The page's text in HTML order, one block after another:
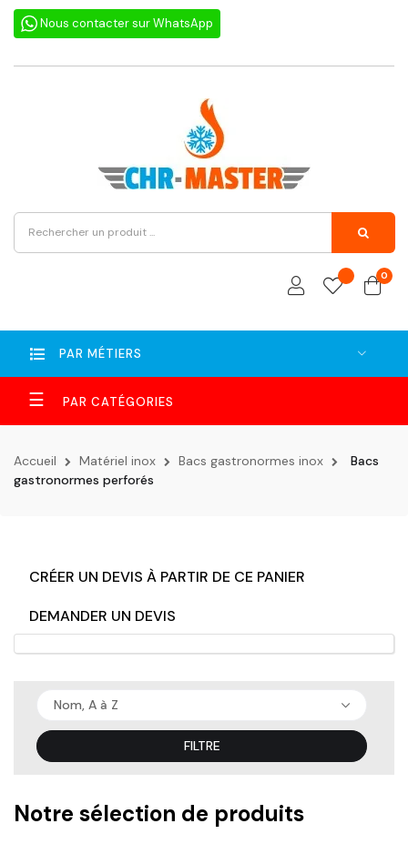
Nous contacter sur WhatsApp
0
PAR MÉTIERS
Basculer
la
navigation
☰
Accueil Matériel inox Bacs gastronormes inox
Bacs
gastronormes perforés
CRÉER UN DEVIS À PARTIR DE CE PANIER
DEMANDER UN DEVIS
Nom, A à Z
FILTRE
Notre sélection de produits